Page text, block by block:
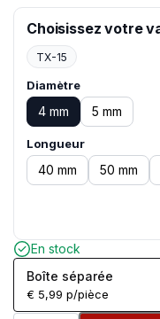
Choisissez votre
TX-15
Diamètre
4 mm 5 mm
Longueur
40 mm 50 mm
En stock
Boîte séparée
€ 5,99 p/pièce